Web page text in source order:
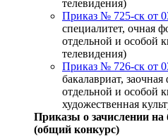
телевидения)
Приказ № 725-ск от
специалитет, очная
отдельной и особой
телевидения)
Приказ № 726-ск от
бакалавриат,
отдельной и особой
художественная
Приказы о зачислении на
(общий конкурс)